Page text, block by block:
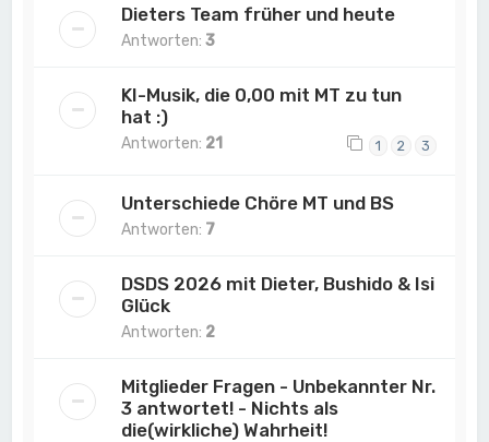
Dieters Team früher und heute
Antworten:3
KI-Musik, die 0,00 mit MT zu tun
hat :)
Antworten: 21 1 2 3
Unterschiede Chöre MT und BS
Antworten: 7
DSDS 2026 mit Dieter, Bushido & Isi
Glück
Antworten: 2
Mitglieder Fragen - Unbekannter Nr.
3 antwortet! - Nichts als
die(wirkliche) Wahrheit!